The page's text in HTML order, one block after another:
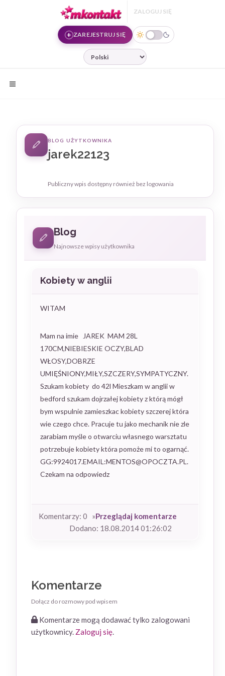
ZALOGUJ SIĘ
ZAREJESTRUJ SIĘ
JĘZYK
BLOG UŻYTKOWNIKA
jarek22123
Publiczny wpis dostępny również bez logowania
Blog
Najnowsze wpisy użytkownika
Kobiety w anglii
WITAM
Mam na imie JAREK MAM 28L
170CM,NIEBIESKIE OCZY,BLAD
WŁOSY,DOBRZE
UMIĘŚNIONY,MIŁY,SZCZERY,SYMPATYCZNY.
Szukam kobiety do 42l Mieszkam w anglii w
bedford szukam dojrzałej kobiety z którą mógł
bym wspulnie zamieszkac kobiety szczerej która
wie czego chce. Pracuje tu jako mechanik nie zle
zarabiam myśle o otwarciu własnego warsztatu
potrzebuje kobiety która pomoże mi to ogarnąć.
GG:9924017.EMAIL:MENTOS@OPOCZTA.PL.
Czekam na odpowiedz
Komentarzy: 0 »Przeglądaj komentarze
Dodano: 18.08.2014 01:26:02
Komentarze
Dołącz do rozmowy pod wpisem
Komentarze mogą dodawać tylko zalogowani
użytkownicy. Zaloguj się.